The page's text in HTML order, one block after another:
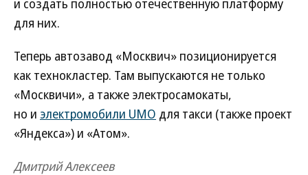
и создать полностью отечественную платформу
для них.
Теперь автозавод «Москвич» позиционируется
как технокластер. Там выпускаются не только
«Москвичи», а также электросамокаты,
но и электромобили UMO для такси (также проект
«Яндекса») и «Атом».
Дмитрий Алексеев